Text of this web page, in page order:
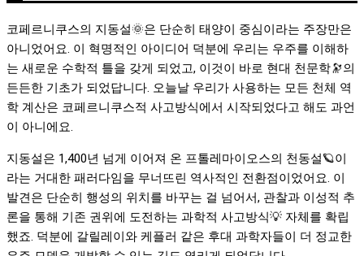
코페르니쿠스의 지동설🌞은 단순히 태양이 중심이라는 주장만은
아니었어요. 이 혁명적인 아이디어 덕분에 우리는 우주를 이해하
는 새로운 수학적 틀을 갖게 되었고, 이것이 바로 현대 천문학🔭의
든든한 기초가 되었답니다. 오늘날 우리가 사용하는 모든 천체 역
학 계산은 코페르니쿠스적 사고방식에서 시작되었다고 해도 과언
이 아니에요.
지동설은 1,400년 넘게 이어져 온 프톨레마이오스의 천동설🪐이
라는 거대한 패러다임을 무너뜨린 역사적인 전환점이었어요. 이
발견은 단순히 행성의 위치를 바꾸는 걸 넘어서, 관찰과 이성적 추
론을 통해 기존 권위에 도전하는 과학적 사고방식💡 자체를 확립
했죠. 덕분에 갈릴레이와 케플러 같은 후대 과학자들이 더 정교한